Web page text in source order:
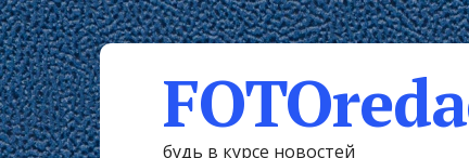
будь в курсе новостей